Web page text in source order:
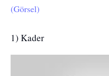
(Görsel)
1) Kader